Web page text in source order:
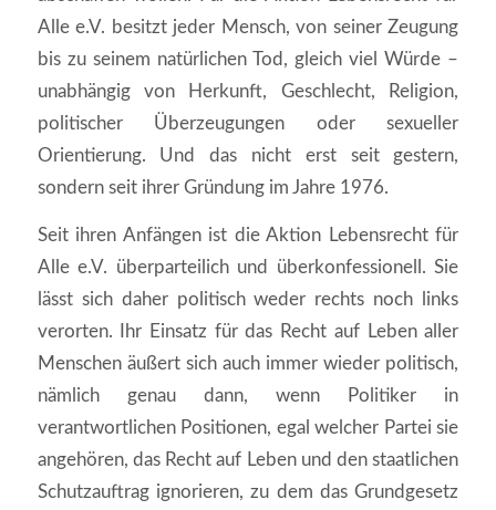
Alle e.V. besitzt jeder Mensch, von seiner Zeugung
bis zu seinem natürlichen Tod, gleich viel Würde –
unabhängig von Herkunft, Geschlecht, Religion,
politischer Überzeugungen oder sexueller
Orientierung. Und das nicht erst seit gestern,
sondern seit ihrer Gründung im Jahre 1976.
Seit ihren Anfängen ist die Aktion Lebensrecht für
Alle e.V. überparteilich und überkonfessionell. Sie
lässt sich daher politisch weder rechts noch links
verorten. Ihr Einsatz für das Recht auf Leben aller
Menschen äußert sich auch immer wieder politisch,
nämlich genau dann, wenn Politiker in
verantwortlichen Positionen, egal welcher Partei sie
angehören, das Recht auf Leben und den staatlichen
Schutzauftrag ignorieren, zu dem das Grundgesetz